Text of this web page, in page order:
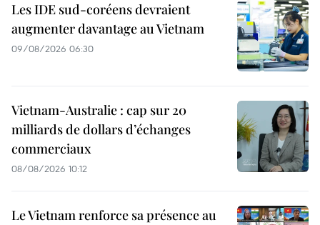
Les IDE sud-coréens devraient
augmenter davantage au Vietnam
09/08/2026 06:30
Vietnam-Australie : cap sur 20
milliards de dollars d’échanges
commerciaux
08/08/2026 10:12
Le Vietnam renforce sa présence au